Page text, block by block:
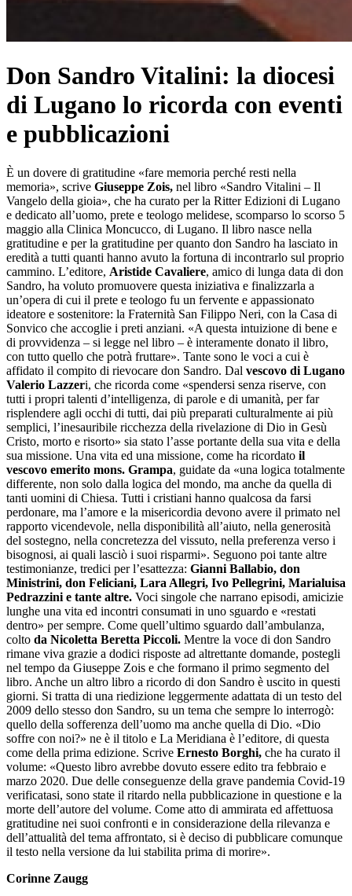
Don Sandro Vitalini: la diocesi
di Lugano lo ricorda con eventi
e pubblicazioni
È un dovere di gratitudine «fare memoria perché resti nella
memoria», scrive Giuseppe Zois, nel libro «Sandro Vitalini – Il
Vangelo della gioia», che ha curato per la Ritter Edizioni di Lugano
e dedicato all’uomo, prete e teologo melidese, scomparso lo scorso 5
maggio alla Clinica Moncucco, di Lugano. Il libro nasce nella
gratitudine e per la gratitudine per quanto don Sandro ha lasciato in
eredità a tutti quanti hanno avuto la fortuna di incontrarlo sul proprio
cammino. L’editore, Aristide Cavaliere, amico di lunga data di don
Sandro, ha voluto promuovere questa iniziativa e finalizzarla a
un’opera di cui il prete e teologo fu un fervente e appassionato
ideatore e sostenitore: la Fraternità San Filippo Neri, con la Casa di
Sonvico che accoglie i preti anziani. «A questa intuizione di bene e
di provvidenza – si legge nel libro – è interamente donato il libro,
con tutto quello che potrà fruttare». Tante sono le voci a cui è
affidato il compito di rievocare don Sandro. Dal vescovo di Lugano
Valerio Lazzeri, che ricorda come «spendersi senza riserve, con
tutti i propri talenti d’intelligenza, di parole e di umanità, per far
risplendere agli occhi di tutti, dai più preparati culturalmente ai più
semplici, l’inesauribile ricchezza della rivelazione di Dio in Gesù
Cristo, morto e risorto» sia stato l’asse portante della sua vita e della
sua missione. Una vita ed una missione, come ha ricordato il
vescovo emerito mons. Grampa, guidate da «una logica totalmente
differente, non solo dalla logica del mondo, ma anche da quella di
tanti uomini di Chiesa. Tutti i cristiani hanno qualcosa da farsi
perdonare, ma l’amore e la misericordia devono avere il primato nel
rapporto vicendevole, nella disponibilità all’aiuto, nella generosità
del sostegno, nella concretezza del vissuto, nella preferenza verso i
bisognosi, ai quali lasciò i suoi risparmi». Seguono poi tante altre
testimonianze, tredici per l’esattezza: Gianni Ballabio, don
Ministrini, don Feliciani, Lara Allegri, Ivo Pellegrini, Marialuisa
Pedrazzini e tante altre. Voci singole che narrano episodi, amicizie
lunghe una vita ed incontri consumati in uno sguardo e «restati
dentro» per sempre. Come quell’ultimo sguardo dall’ambulanza,
colto da Nicoletta Beretta Piccoli. Mentre la voce di don Sandro
rimane viva grazie a dodici risposte ad altrettante domande, postegli
nel tempo da Giuseppe Zois e che formano il primo segmento del
libro. Anche un altro libro a ricordo di don Sandro è uscito in questi
giorni. Si tratta di una riedizione leggermente adattata di un testo del
2009 dello stesso don Sandro, su un tema che sempre lo interrogò:
quello della sofferenza dell’uomo ma anche quella di Dio. «Dio
soffre con noi?» ne è il titolo e La Meridiana è l’editore, di questa
come della prima edizione. Scrive Ernesto Borghi, che ha curato il
volume: «Questo libro avrebbe dovuto essere edito tra febbraio e
marzo 2020. Due delle conseguenze della grave pandemia Covid-19
verificatasi, sono state il ritardo nella pubblicazione in questione e la
morte dell’autore del volume. Come atto di ammirata ed affettuosa
gratitudine nei suoi confronti e in considerazione della rilevanza e
dell’attualità del tema affrontato, si è deciso di pubblicare comunque
il testo nella versione da lui stabilita prima di morire».
Corinne Zaugg